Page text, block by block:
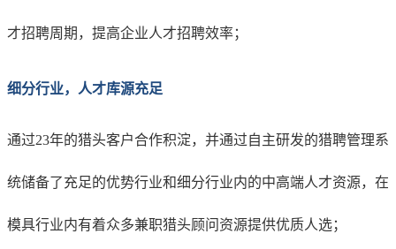
才招聘周期，提高企业人才招聘效率；
细分行业，人才库源充足
通过23年的猎头客户合作积淀，并通过自主研发的猎聘管理系
统储备了充足的优势行业和细分行业内的中高端人才资源，在
模具行业内有着众多兼职猎头顾问资源提供优质人选；